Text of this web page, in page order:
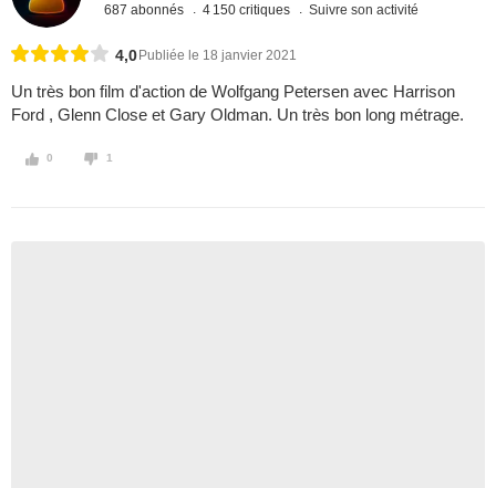
687 abonnés 4 150 critiques Suivre son activité
4,0 Publiée le 18 janvier 2021
Un très bon film d'action de Wolfgang Petersen avec Harrison
Ford , Glenn Close et Gary Oldman. Un très bon long métrage.
0 1